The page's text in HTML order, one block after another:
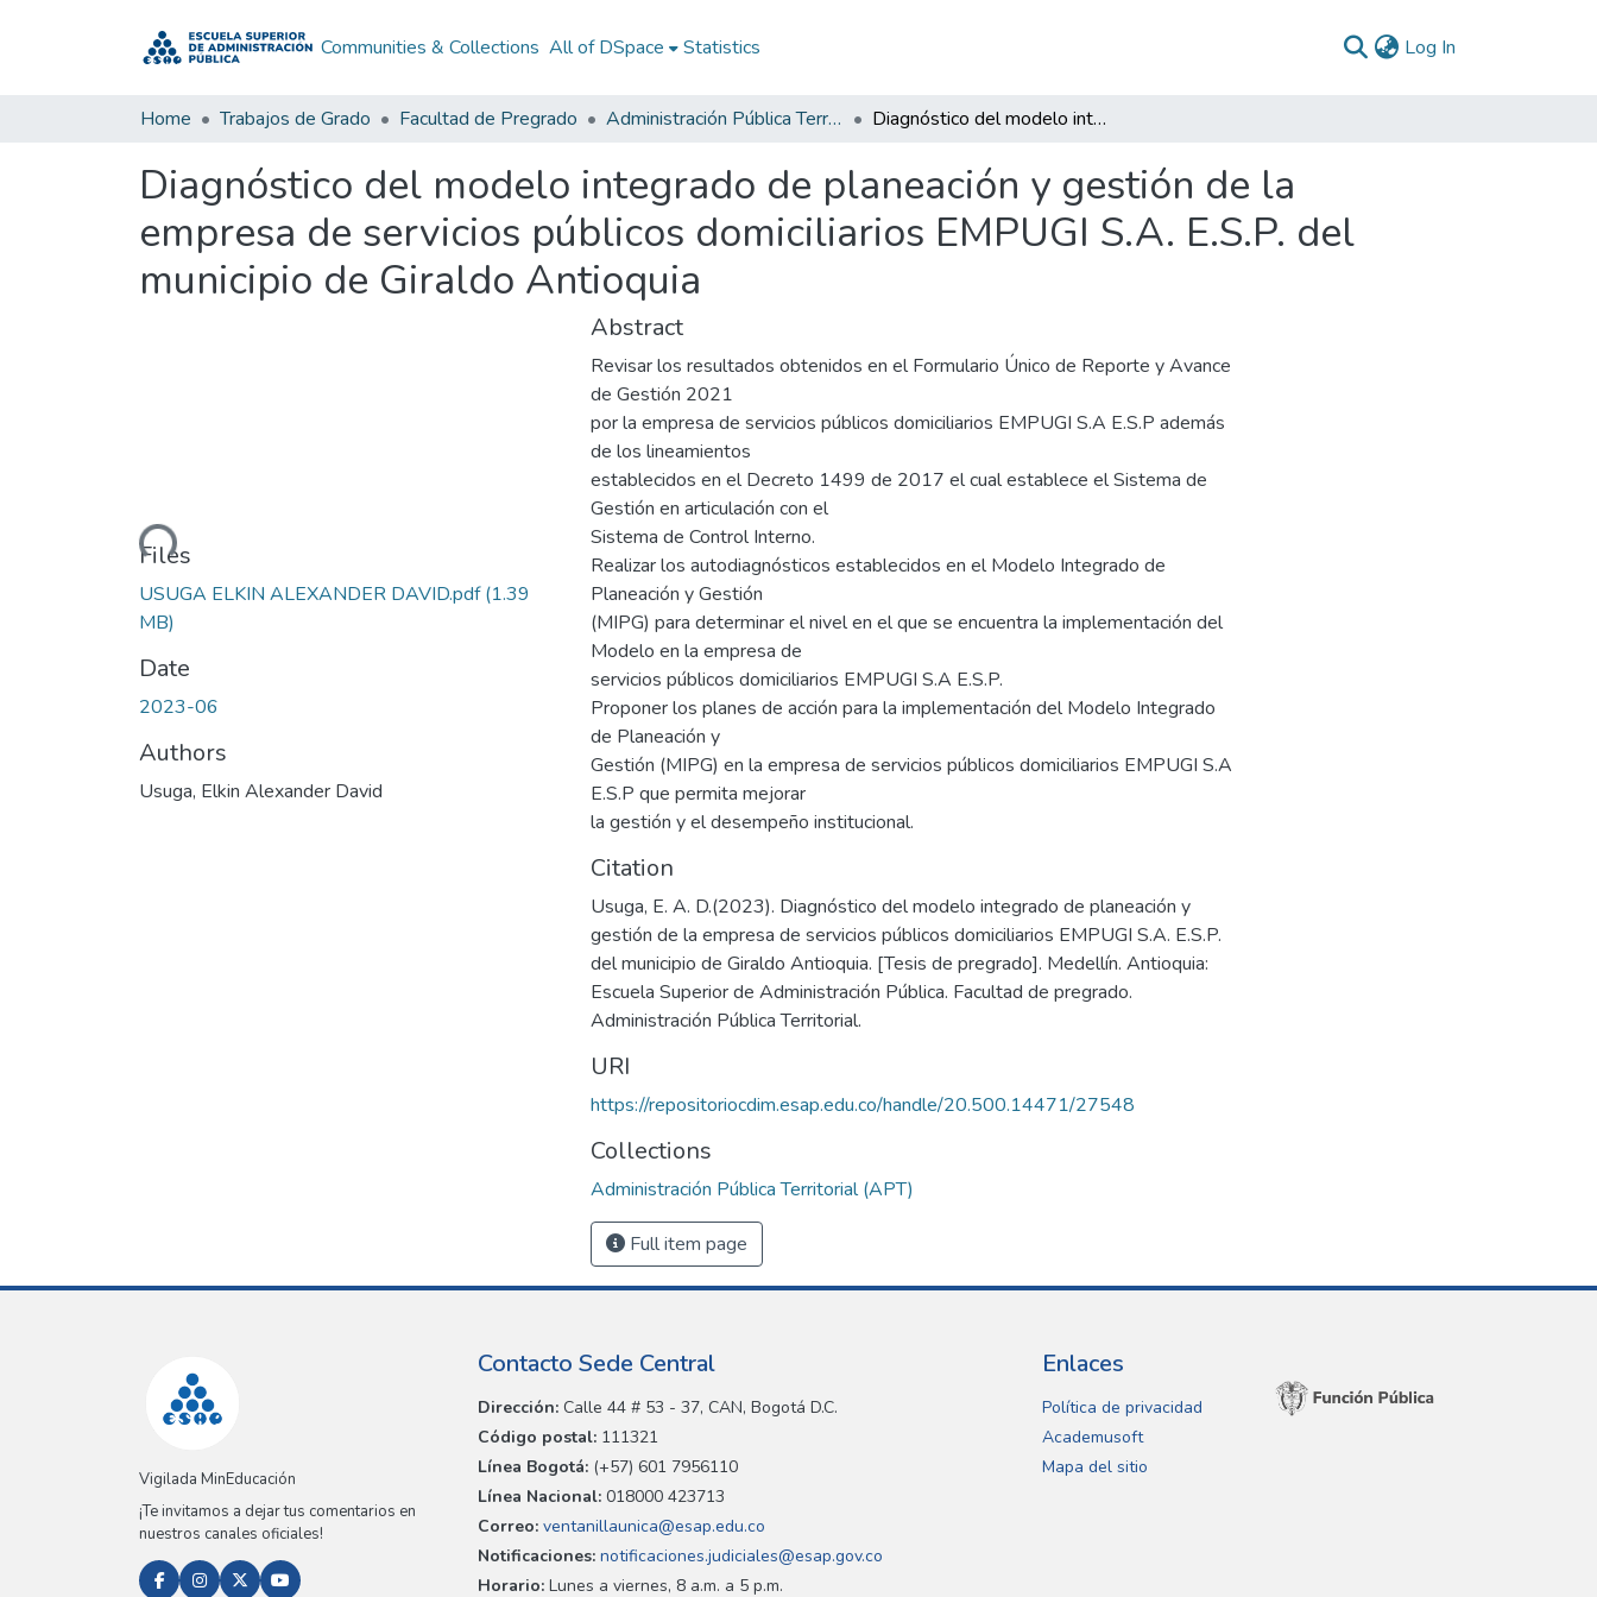
Communities & Collections All of DSpace Statistics Log In
Home Trabajos de Grado Facultad de Pregrado Administración Pública Territorial (APT) Diagnóstico del modelo integrado de planeación y gestión de la empresa de servicios públicos domiciliarios EMPUGI S.A. E.S.P. del municipio de Giraldo Antioquia
Diagnóstico del modelo integrado de planeación y gestión de la
empresa de servicios públicos domiciliarios EMPUGI S.A. E.S.P. del
municipio de Giraldo Antioquia
Loading...
Files
USUGA ELKIN ALEXANDER DAVID.pdf(1.39
MB)
Date
2023-06
Authors
Usuga, Elkin Alexander David
Abstract
Revisar los resultados obtenidos en el Formulario Único de Reporte y Avance
de Gestión 2021
por la empresa de servicios públicos domiciliarios EMPUGI S.A E.S.P además
de los lineamientos
establecidos en el Decreto 1499 de 2017 el cual establece el Sistema de
Gestión en articulación con el
Sistema de Control Interno.
Realizar los autodiagnósticos establecidos en el Modelo Integrado de
Planeación y Gestión
(MIPG) para determinar el nivel en el que se encuentra la implementación del
Modelo en la empresa de
servicios públicos domiciliarios EMPUGI S.A E.S.P.
Proponer los planes de acción para la implementación del Modelo Integrado
de Planeación y
Gestión (MIPG) en la empresa de servicios públicos domiciliarios EMPUGI S.A
E.S.P que permita mejorar
la gestión y el desempeño institucional.
Citation
Usuga, E. A. D.(2023). Diagnóstico del modelo integrado de planeación y
gestión de la empresa de servicios públicos domiciliarios EMPUGI S.A. E.S.P.
del municipio de Giraldo Antioquia. [Tesis de pregrado]. Medellín. Antioquia:
Escuela Superior de Administración Pública. Facultad de pregrado.
Administración Pública Territorial.
URI
https://repositoriocdim.esap.edu.co/handle/20.500.14471/27548
Collections
Administración Pública Territorial (APT)
Full item page
Vigilada MinEducación
¡Te invitamos a dejar tus comentarios en
nuestros canales oficiales!
Contacto Sede Central
Dirección: Calle 44 # 53 - 37, CAN, Bogotá D.C.
Código postal: 111321
Línea Bogotá: (+57) 601 7956110
Línea Nacional: 018000 423713
Correo: ventanillaunica@esap.edu.co
Notificaciones: notificaciones.judiciales@esap.gov.co
Horario: Lunes a viernes, 8 a.m. a 5 p.m.
Enlaces
Política de privacidad
Academusoft
Mapa del sitio